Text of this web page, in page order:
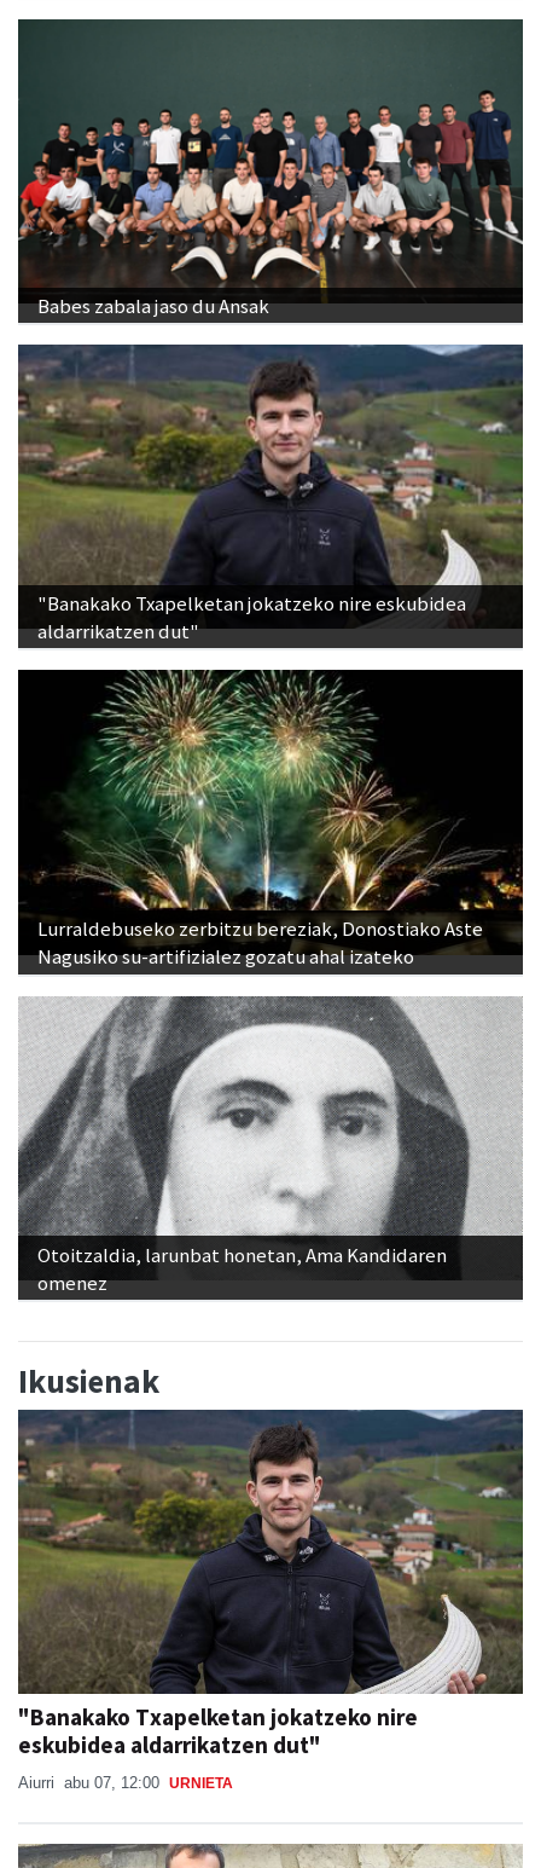
Babes zabala jaso du Ansak
"Banakako Txapelketan jokatzeko nire eskubidea
aldarrikatzen dut"
Lurraldebuseko zerbitzu bereziak, Donostiako Aste
Nagusiko su-artifizialez gozatu ahal izateko
Otoitzaldia, larunbat honetan, Ama Kandidaren
omenez
Ikusienak
"Banakako Txapelketan jokatzeko nire
eskubidea aldarrikatzen dut"
Aiurri abu 07, 12:00 URNIETA